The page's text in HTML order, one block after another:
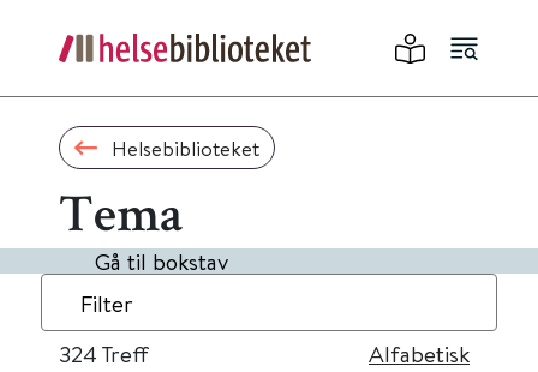
Helsebiblioteket
Tema
Gå til bokstav
Filter
324 Treff Alfabetisk